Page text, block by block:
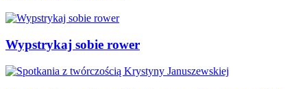
Wypstrykaj sobie rower